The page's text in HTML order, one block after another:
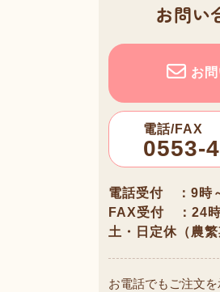
お問い
お
電話/FAX
0553-
電話受付 ：9時
FAX受付 ：24
土・日定休（農繁
お電話でもご注文を